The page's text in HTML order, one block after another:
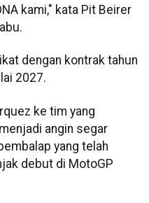
kami," kata Pit Beirer
dengan kontrak tahun
2027.
ke tim yang
angin segar
yang telah
debut di MotoGP